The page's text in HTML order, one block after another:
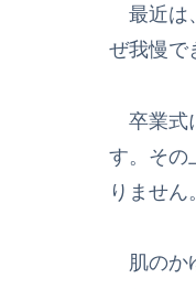
最近は
ぜ我慢で
卒業式
す。その
りません。
肌のか